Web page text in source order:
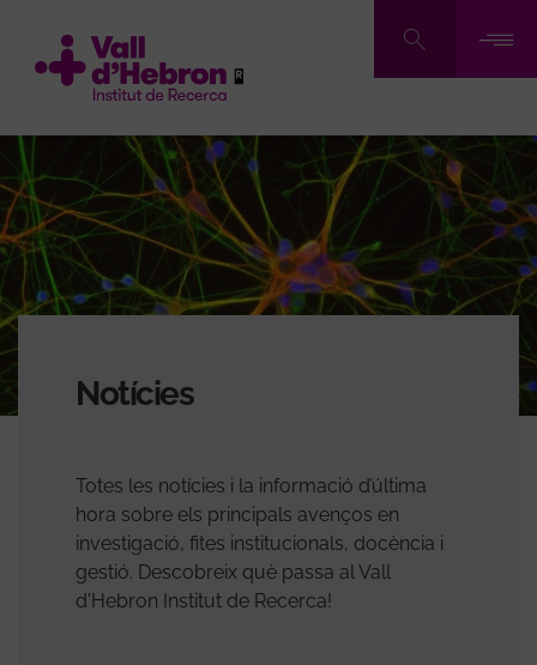
contingut
Notícies
Totes les notícies i la informació d’última
hora sobre els principals avenços en
investigació, fites institucionals, docència i
gestió. Descobreix què passa al Vall
d'Hebron Institut de Recerca!